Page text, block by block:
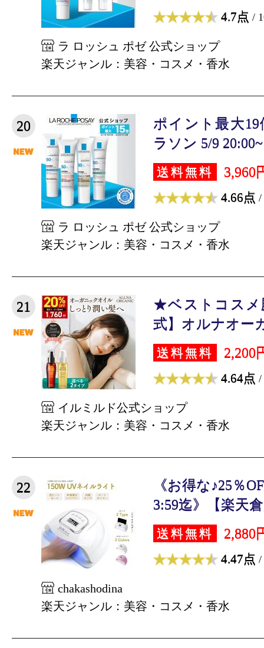
4.7点 /
ラ ロッシュ ポゼ 公式ショップ
楽天ジャンル：美容・コスメ・香水
20
ポイント最大
ラソン 5/9
送料無料 3,960
4.66点 /
ラ ロッシュ ポゼ 公式ショップ
楽天ジャンル：美容・コスメ・香水
21
★ベストコス
式】オルナオー
送料無料 2,200
4.64点 /
イルミルド公式ショップ
楽天ジャンル：美容・コスメ・香水
22
《お得な♪25％
3:59迄》【楽天
送料無料 2,880
4.47点 /
chakashodina
楽天ジャンル：美容・コスメ・香水